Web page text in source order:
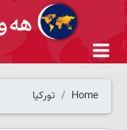
Home تورکیا